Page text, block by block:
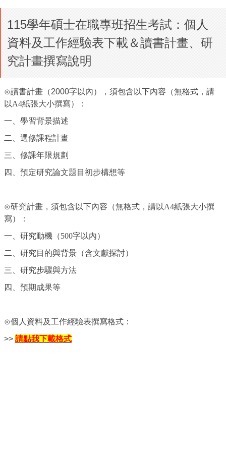
115學年碩士在職專班招生考試：個人
資料及工作經驗表下載＆讀書計畫、研
究計畫撰寫說明
⊙讀書計畫（2000字以內） ，須包含以下內容（無格式，請
以A4紙張大小撰寫）：
一、學習背景描述
二、選修課程計畫
三、修課年限規劃
四、預定研究論文題目初步構想等
⊙研究計畫 ，須包含以下內容（無格式，請以A4紙張大小撰
寫）：
一、 研究動機（500字以內）
二、研究目的與背景（含文獻探討）
三、研究步驟與方法
四、預期成果等
⊙個人資料及工作經驗表撰寫格式：
>> 請點我下載格式